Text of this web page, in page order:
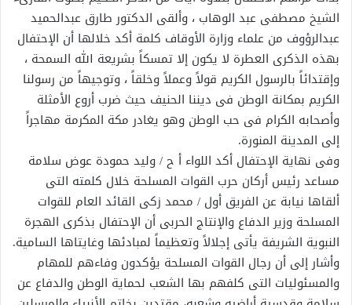
الشيخ مصطفى عبد الوهاب ، وألقى الدكتور طارق عبدالحميد
عبدالرؤوف من علماء وزارة الأوقاف كلمة أكد خلالها أن ‏الإحتفال
بهذه الذكرى العطرة لا يكون إلا تمسكاً بشريعة الله السمحة ،
وإقتدائاً بالرسول الكريم قولاً ‏وعملاً وخلقاً ، وتوجيهاً من رسولنا
الكريم بمكانة الوطن فى ديننا الحنيف حيث ضرب أروع ‏الأمثلة
وأصحابه الكرام فى حب الوطن وهو يغادر مكة المكرمة مهاجراً
إلى المدينة المنورة.
وفى نهاية الإحتفال أكد اللواء أ ح / وليد حمودة عوض سلامة
مساعد رئيس أركان حرب القوات ‏المسلحة خلال كلمته التى
ألقاها نيابة عن الفريق أول / محمد زكى القائد العام للقوات
المسلحة وزير ‏الدفاع والإنتاج الحربى أن الإحتفال بذكرى الهجرة
النبوية الشريفة يأتى إجلالاً وتعظيماً لمبادئها ‏وغايتاها السامية.‏
وأشار إلى أن رجال القوات المسلحة يؤكدون وفاءهم للمهام
والمسئوليات التى كلفهم بها الشعب ‏لحماية الوطن والدفاع عن